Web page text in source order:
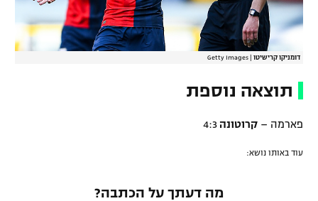
דומניקו קרישיטו Getty Images
תוצאה נוספת
פארמה – קרוטונה 4:3
עוד באותו נושא:
מה דעתך על הכתבה?